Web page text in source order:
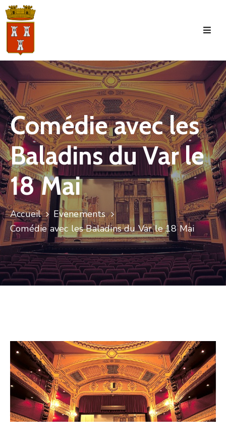
Accueil
Commune
Tourisme
Manifestations
Vie
Municipale
Services
Jeunesse
Comédie avec les
Baladins du Var le
18 Mai
Accueil
Evenements
Comédie avec les Baladins du Var le 18 Mai